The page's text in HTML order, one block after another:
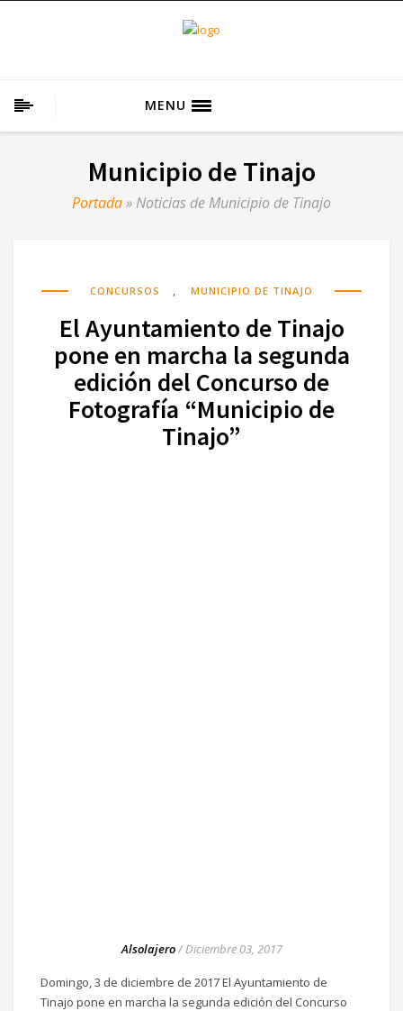
MENU
Municipio de Tinajo
Portada» Noticias de Municipio de Tinajo
CONCURSOS , MUNICIPIO DE TINAJO
El Ayuntamiento de Tinajo
pone en marcha la segunda
edición del Concurso de
Fotografía “Municipio de
Tinajo”
Alsolajero/Diciembre 03, 2017
Domingo, 3 de diciembre de 2017 El Ayuntamiento de
Tinajo pone en marcha la segunda edición del Concurso